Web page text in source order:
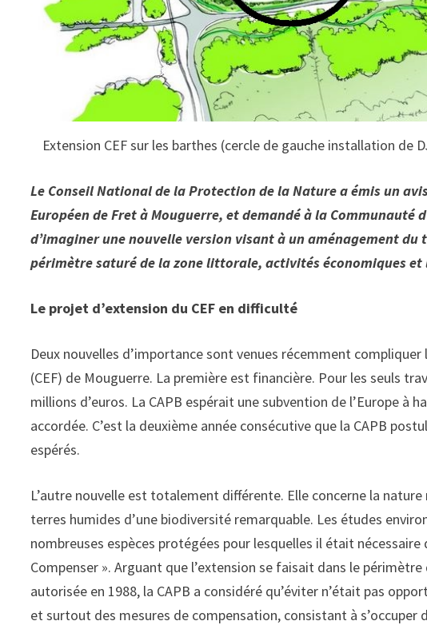
Extension CEF sur les barthes (cercle de gauche installation
Le Conseil National de la Protection de la Nature a émis un
Européen de Fret à Mouguerre, et demandé à la Communauté
d’imaginer une nouvelle version visant à un aménagement
périmètre saturé de la zone littorale, activités économiques et
Le projet d’extension du CEF en difficulté
Deux nouvelles d’importance sont venues récemment
(CEF) de Mouguerre. La première est financière. Pour les seuls
millions d’euros. La CAPB espérait une subvention de l’Europe à
accordée. C’est la deuxième année consécutive que la CAPB
espérés.
L’autre nouvelle est totalement différente. Elle concerne la
terres humides d’une biodiversité remarquable. Les études
nombreuses espèces protégées pour lesquelles il était
Compenser ». Arguant que l’extension se faisait dans le périmètre
autorisée en 1988, la CAPB a considéré qu’éviter n’était pas
et surtout des mesures de compensation, consistant à s’occuper